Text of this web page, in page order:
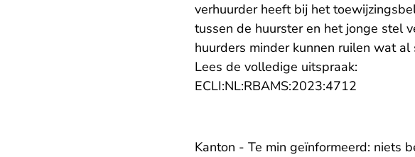
verhuurder heeft bij het
tussen de huurster en het jonge stel
huurders minder kunnen ruilen wat
Lees de volledige uitspraak:
ECLI:NL:RBAMS:2023:4712
Kanton - Te min geïnformeerd: niets